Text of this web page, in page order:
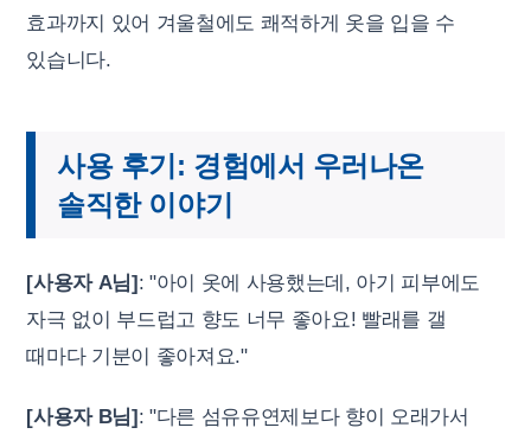
효과까지 있어 겨울철에도 쾌적하게 옷을 입을 수
있습니다.
사용 후기: 경험에서 우러나온
솔직한 이야기
[사용자 A님] : "아이 옷에 사용했는데, 아기 피부에도
자극 없이 부드럽고 향도 너무 좋아요! 빨래를 갤
때마다 기분이 좋아져요."
[사용자 B님] : "다른 섬유유연제보다 향이 오래가서